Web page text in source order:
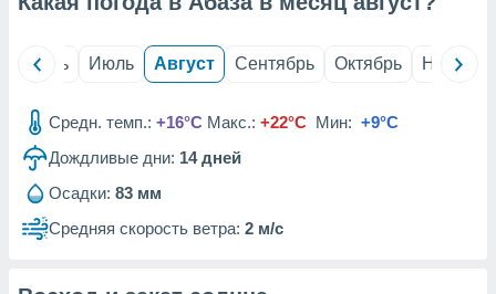
данных
Июнь Июль Август Сентябрь Октябрь Ноябрь
Средн. темп.: +16°C Макс.: +22°C Мин: +9°C
Дождливые дни: 14дней
Осадки: 83 мм
Средняя скорость ветра: 2 м/с